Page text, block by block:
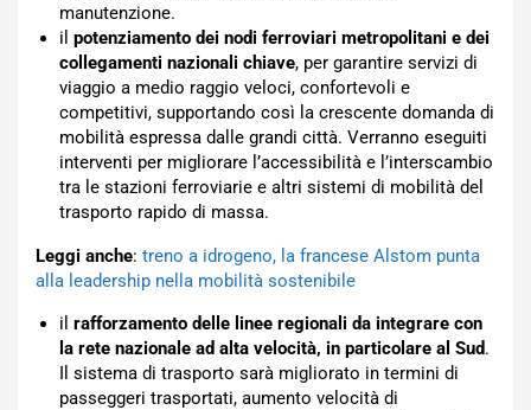
manutenzione.
il potenziamento dei nodi ferroviari metropolitani e dei
collegamenti nazionali chiave, per garantire servizi di
viaggio a medio raggio veloci, confortevoli e
competitivi, supportando così la crescente domanda di
mobilità espressa dalle grandi città. Verranno eseguiti
interventi per migliorare l’accessibilità e l’interscambio
tra le stazioni ferroviarie e altri sistemi di mobilità del
trasporto rapido di massa.
Leggi anche: treno a idrogeno, la francese Alstom punta
alla leadership nella mobilità sostenibile
il rafforzamento delle linee regionali da integrare con
la rete nazionale ad alta velocità, in particolare al Sud.
Il sistema di trasporto sarà migliorato in termini di
passeggeri trasportati, aumento velocità di